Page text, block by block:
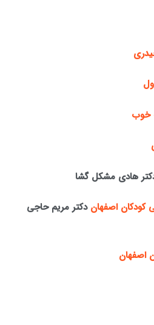
خوب
هادی مشکل گشا
اصفهان دکتر مریم حاجی
اصفهان